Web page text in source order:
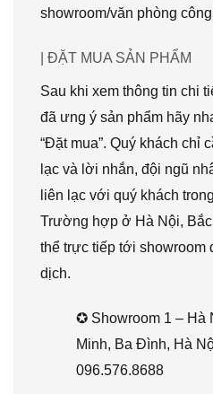
showroom/văn phòng công
| ĐẶT MUA SẢN PHẨM
Sau khi xem thông tin chi
đã ưng ý sản phẩm hãy
“Đặt mua”. Quý khách chỉ
lạc và lời nhắn, đội ngũ
liên lạc với quý khách
Trường hợp ở Hà Nội,
thể trực tiếp tới showroom
dịch.
✪ Showroom 1 – Hà
Minh, Ba Đình, Hà
096.576.8688